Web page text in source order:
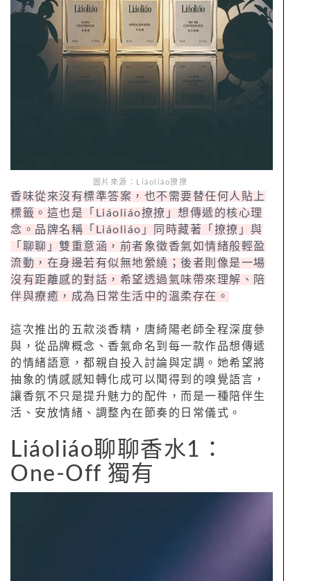
圖片來源：Liáoliáo撩撩
香味從來沒有標準答案，也不需要替任何人貼上
標籤。這也是「Liáoliáo撩撩」想傳遞的核心理
念。品牌名稱「Liáoliáo」同時藏著「撩撩」與
「聊聊」雙重意涵，前者象徵香氣如情緒般輕盈
流動，在身邊若有似無地縈繞；後者則像是一場
沒有距離感的對話，希望透過氣味帶來理解、陪
伴與療癒，成為日常生活中的溫柔存在。
這次推出的五款淡香精，唐綺陽老師全程深度參
與，從品牌概念、香氣命名到每一款作品想傳遞
的情緒語意，都親自投入討論與定調。她希望將
抽象的情感感知轉化成可以聞得到的嗅覺語言，
讓香氛不只是提升魅力的配件，而是一種陪伴生
活、安放情緒、調整內在節奏的日常儀式。
Liáoliáo聊聊香水1：
One-Off 獨有